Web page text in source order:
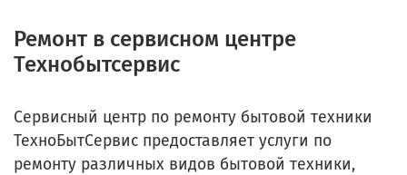
Ремонт в сервисном центре
Технобытсервис
Сервисный центр по ремонту бытовой техники
ТехноБытСервис предоставляет услуги по
ремонту различных видов бытовой техники,